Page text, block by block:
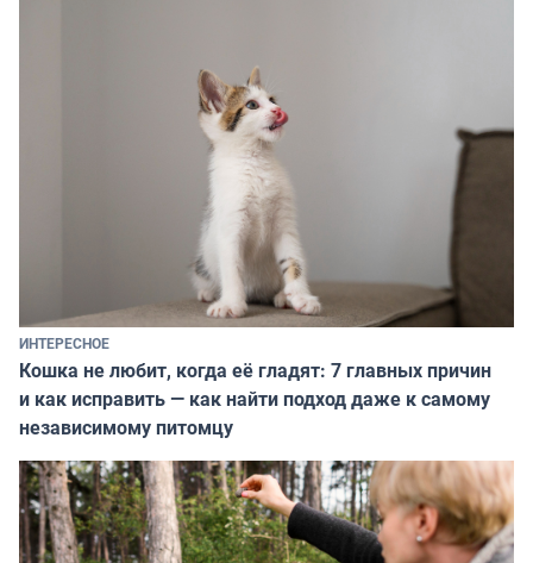
ИНТЕРЕСНОЕ
Кошка не любит, когда её гладят: 7 главных причин
и как исправить — как найти подход даже к самому
независимому питомцу